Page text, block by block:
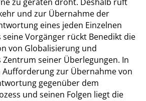
und zur Übernahme der
eines jeden Einzelnen
Vorgänger rückt Benedikt die
von Globalisierung und
Zentrum seiner Überlegungen. In
zur Übernahme von
gegenüber dem
und seinen Folgen liegt die